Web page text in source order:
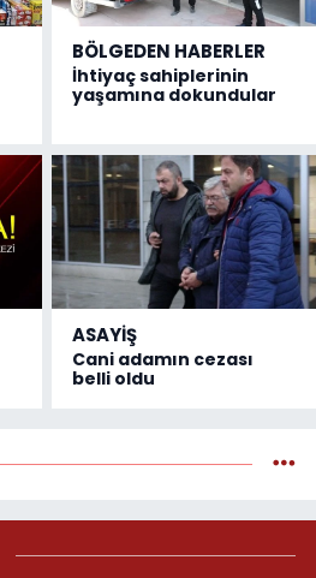
BÖLGEDEN HABERLER
İhtiyaç sahiplerinin
yaşamına dokundular
ASAYİŞ
Cani adamın cezası
belli oldu